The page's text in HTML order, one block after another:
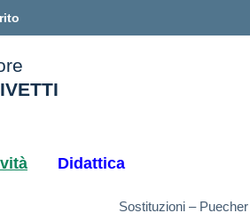
Didattica
Sostituzioni – Puecher